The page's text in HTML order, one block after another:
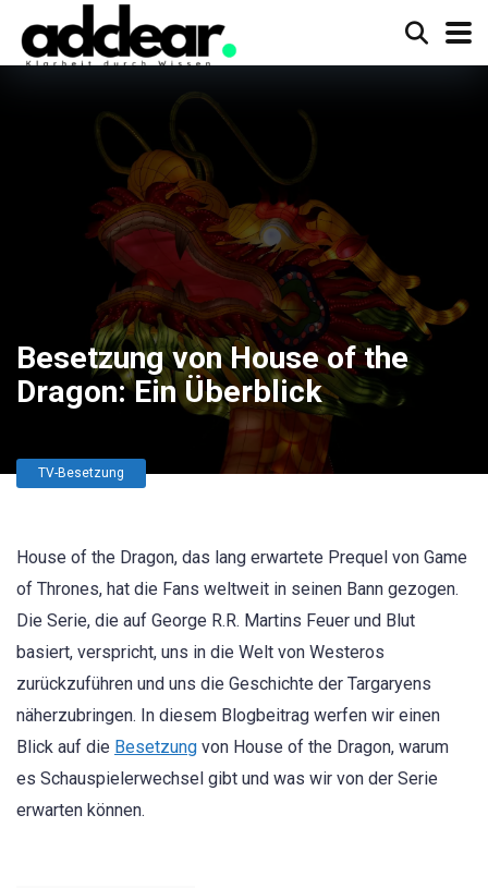
Besetzung von House of the
Dragon: Ein Überblick
TV-Besetzung
House of the Dragon, das lang erwartete Prequel von Game
of Thrones, hat die Fans weltweit in seinen Bann gezogen.
Die Serie, die auf George R.R. Martins Feuer und Blut
basiert, verspricht, uns in die Welt von Westeros
zurückzuführen und uns die Geschichte der Targaryens
näherzubringen. In diesem Blogbeitrag werfen wir einen
Blick auf die Besetzung von House of the Dragon, warum
es Schauspielerwechsel gibt und was wir von der Serie
erwarten können.